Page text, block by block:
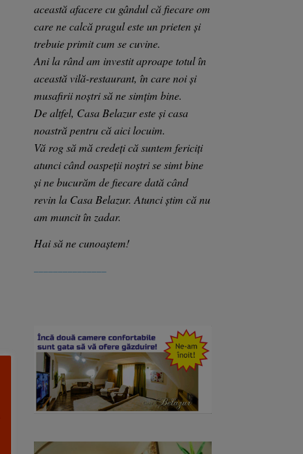
această afacere cu gândul că fiecare om
care ne calcă pragul este un prieten și
trebuie primit cum se cuvine.
Ani la rând am investit aproape totul în
această vilă-restaurant, în care noi și
musafirii noștri să ne simțim bine.
De altfel, Casa Belazur este și casa
noastră pentru că aici locuim.
Vă rog să mă credeți că suntem fericiți
atunci când oaspeții noștri se simt bine
și ne bucurăm de fiecare dată când
revin la Casa Belazur. Atunci știm că nu
am muncit în zadar.
Hai să ne cunoaștem!